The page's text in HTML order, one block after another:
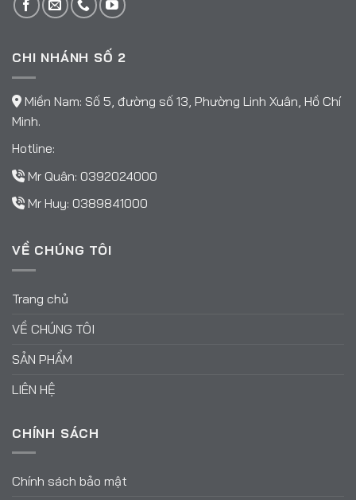
CHI NHÁNH SỐ 2
Miền Nam: Số 5, đường số 13, Phường Linh Xuân, Hồ Chí
Minh.
Hotline:
Mr Quân: 0392024000
Mr Huy: 0389841000
VỀ CHÚNG TÔI
Trang chủ
VỀ CHÚNG TÔI
SẢN PHẨM
LIÊN HỆ
CHÍNH SÁCH
Chính sách bảo mật